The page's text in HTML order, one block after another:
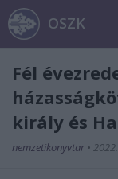
OSZK
Fél
király és
nemzetikonyvtar •